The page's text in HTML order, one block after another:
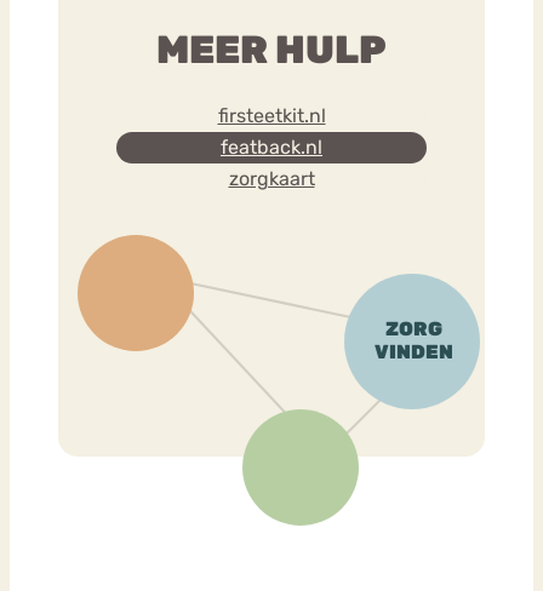
MEER HULP
firsteetkit.nl
featback.nl
zorgkaart